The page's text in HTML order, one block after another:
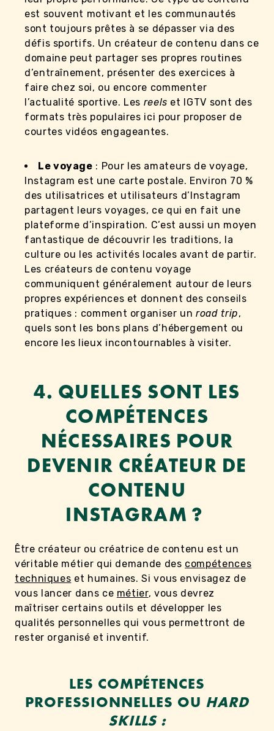
est souvent motivant et les communautés
sont toujours prêtes à se dépasser via des
défis sportifs. Un créateur de contenu dans ce
domaine peut partager ses propres routines
d’entraînement, présenter des exercices à
faire chez soi, ou encore commenter
l’actualité sportive. Les reels et IGTV sont des
formats très populaires ici pour proposer de
courtes vidéos engageantes.
Le voyage : Pour les amateurs de voyage,
Instagram est une carte postale. Environ 70 %
des utilisatrices et utilisateurs d’Instagram
partagent leurs voyages, ce qui en fait une
plateforme d’inspiration. C’est aussi un moyen
fantastique de découvrir les traditions, la
culture ou les activités locales avant de partir.
Les créateurs de contenu voyage
communiquent généralement autour de leurs
propres expériences et donnent des conseils
pratiques : comment organiser un road trip,
quels sont les bons plans d’hébergement ou
encore les lieux incontournables à visiter.
4. QUELLES SONT LES
COMPÉTENCES
NÉCESSAIRES POUR
DEVENIR CRÉATEUR DE
CONTENU
INSTAGRAM ?
Être créateur ou créatrice de contenu est un
véritable métier qui demande des compétences
techniques et humaines. Si vous envisagez de
vous lancer dans ce métier, vous devrez
maîtriser certains outils et développer les
qualités personnelles qui vous permettront de
rester organisé et inventif.
LES COMPÉTENCES
PROFESSIONNELLES OU HARD
SKILLS :